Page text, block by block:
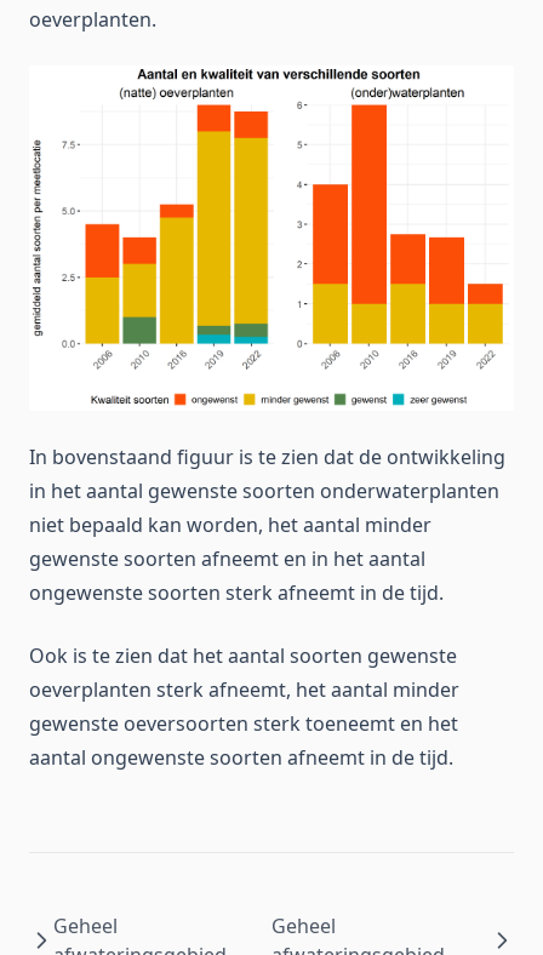
oeverplanten.
In bovenstaand figuur is te zien dat de ontwikkeling
in het aantal gewenste soorten onderwaterplanten
niet bepaald kan worden, het aantal minder
gewenste soorten afneemt en in het aantal
ongewenste soorten sterk afneemt in de tijd.
Ook is te zien dat het aantal soorten gewenste
oeverplanten sterk afneemt, het aantal minder
gewenste oeversoorten sterk toeneemt en het
aantal ongewenste soorten afneemt in de tijd.
Geheel
Geheel